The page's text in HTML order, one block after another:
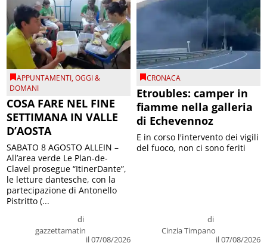
APPUNTAMENTI,OGGI &
DOMANI
COSA FARE NEL FINE
SETTIMANA IN VALLE
D’AOSTA
di
gazzettamatin
il 07/08/2026
SABATO 8 AGOSTO ALLEIN –
All’area verde Le Plan-de-
Clavel prosegue “ItinerDante”,
le letture dantesche, con la
partecipazione di Antonello
Pistritto (...
CRONACA
Etroubles: camper in
fiamme nella galleria
di Echevennoz
di
Cinzia Timpano
il 07/08/2026
E in corso l'intervento dei vigili
del fuoco, non ci sono feriti